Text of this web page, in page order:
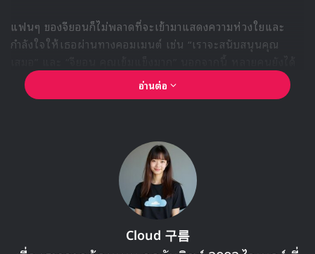
แฟนๆ ของจียอนก็ไม่พลาดที่จะเข้ามาแสดงความห่วงใยและ
กำลังใจให้เธอผ่านทางคอมเมนต์ เช่น “เราจะสนับสนุนคุณ
ร่วมส่งคำอวยพรและสนับสนุนการเดินหน้าชีวิตใหม่ของเธอ
อ่านต่อ
Cloud 구름